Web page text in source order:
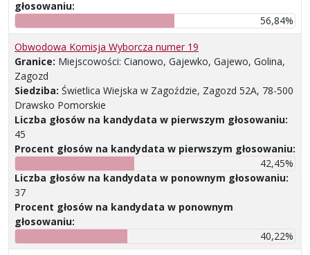
głosowaniu:
56,84%
Obwodowa Komisja Wyborcza numer 19
Granice: Miejscowości: Cianowo, Gajewko, Gajewo, Golina,
Zagozd
Siedziba: Świetlica Wiejska w Zagoździe, Zagozd 52A, 78-500
Drawsko Pomorskie
Liczba głosów na kandydata w pierwszym głosowaniu:
45
Procent głosów na kandydata w pierwszym głosowaniu:
42,45%
Liczba głosów na kandydata w ponownym głosowaniu:
37
Procent głosów na kandydata w ponownym
głosowaniu:
40,22%